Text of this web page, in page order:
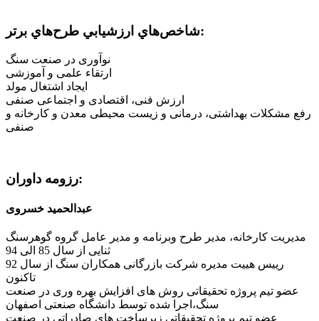
شاخص‌هاي ارزشيابي طرح‌هاي برتر:
نوآوری در صنعت سنگ
ارتقاء علمی و آموزشی
ایجاد اشتغال مولد
ارزش فنی، اقتصادی و اجتماعی صنفی
رفع مشکلات بهداشتی، درمانی و زیست محیطی معدن و کارخانه و
صنفی
رزومه داوران:
عبدالحمید خسروی
مدیریت کارخانه، مدیر طرح وبرنامه و مدیر عامل گروه گوهرسنگ
ثنایی از سال 85 الی 94
رییس هییت مدیره شرکت بازرگانی همکاران سنگ از سال 92
تاکنون
عضو تیم پروژه تحقیقاتی روش های افزایش بهره وری در صنعت
سنگ،اجرا شده توسط دانشگاه صنعتی اصفهان
عضو تیم پروژه تحقیقاتی زیرساخت های صادراتی در صنعت